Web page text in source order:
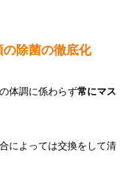
除菌の徹底化
体調に係わらず常にマス
によっては交換をして清